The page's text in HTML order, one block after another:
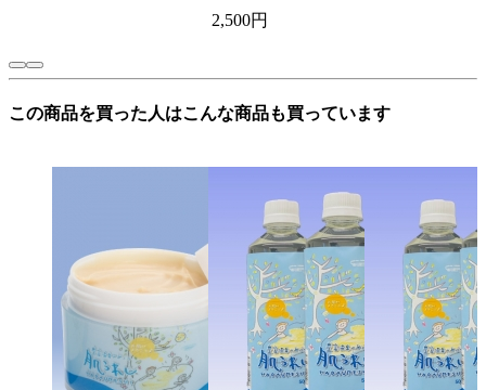
2,500円
この商品を買った人はこんな商品も買っています